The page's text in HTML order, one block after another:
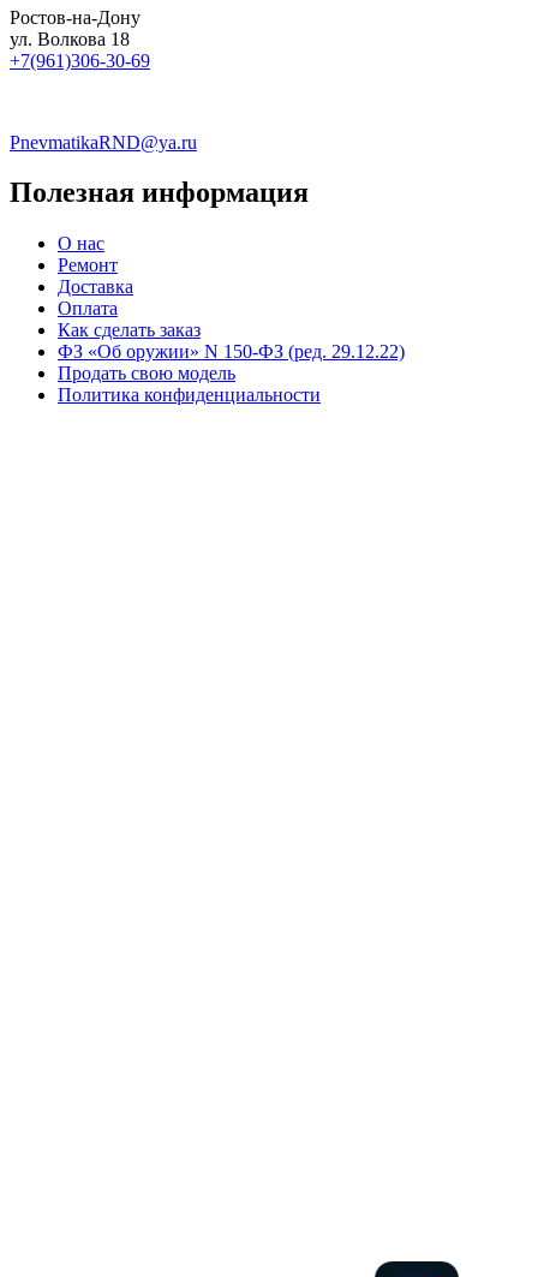
Ростов-на-Дону
ул. Волкова 18
+7(961)306-30-69
PnevmatikaRND@ya.ru
Полезная информация
О нас
Ремонт
Доставка
Оплата
Как сделать заказ
ФЗ «Об оружии» N 150-ФЗ (ред. 29.12.22)
Продать свою модель
Политика конфиденциальности